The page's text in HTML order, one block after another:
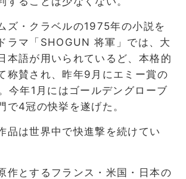
ズ・クラベルの1975年の小説を
ラマ「SHOGUN 将軍」では、大
本語が用いられているど、本格的
称賛され、昨年9月にエミー賞の
今年1月にはゴールデングローブ
で4冠の快挙を遂げた。
品は世界中で快進撃を続けてい
作とするフランス・米国・日本の